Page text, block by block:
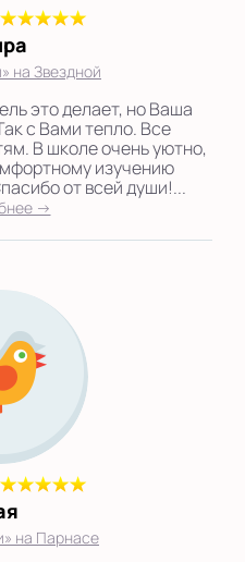
на Звездной
это делает, но Ваша
с Вами тепло. Все
В школе очень уютно,
изучению
от всей души!...
→
на Парнасе